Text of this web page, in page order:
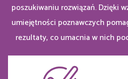
poszukiwaniu rozwiązań.Dzięki
umiejętności poznawczych
rezultaty, co umacnia w nich